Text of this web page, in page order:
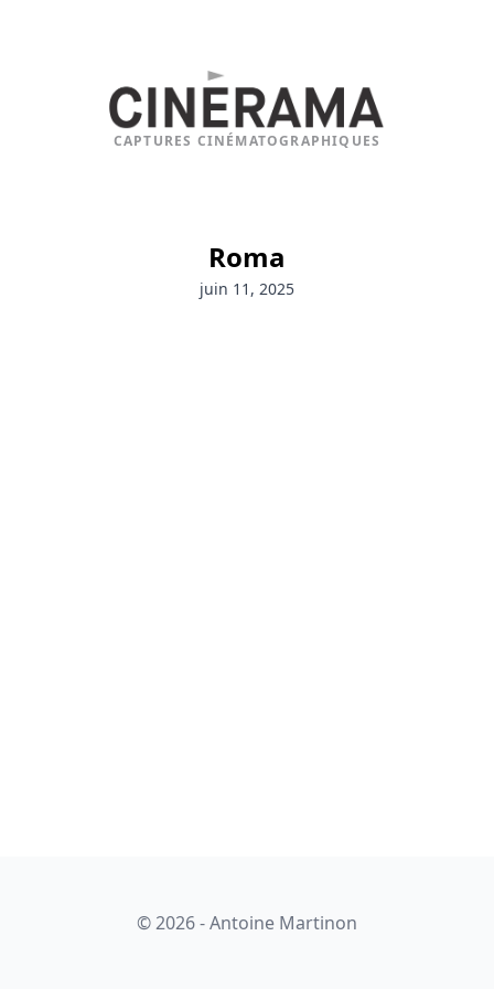
CAPTURES CINÉMATOGRAPHIQUES
Roma
juin 11, 2025
© 2026 -Antoine Martinon